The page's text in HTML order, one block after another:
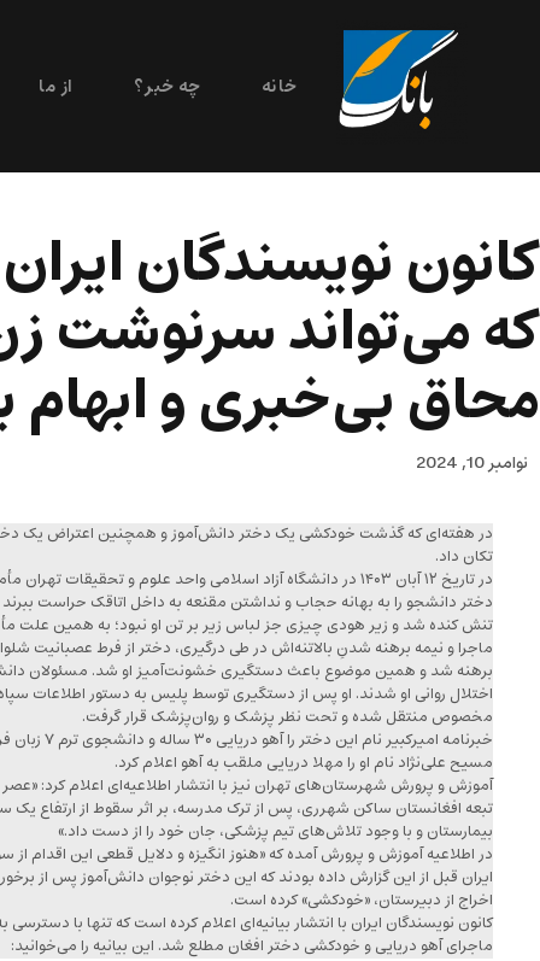
خانه چه خبر؟ از ما
کانون نویسندگان
که می‌تواند سرنوشت
محاق بی‌خبری و
نوامبر 10, 2024
در هفته‌ای که گذشت خودکشی یک دختر دانش‌آموز و همچنین اعتراض یک
تکان داد.
در تاریخ ۱۲ آبان ۱۴۰۳ در دانشگاه آزاد اسلامی واحد علوم و
دختر دانشجو را به بهانه حجاب و نداشتن مقنعه به داخل اتاقک حراست
تنش کنده شد و زیر هودی چیزی جز لباس زیر بر تن او نبود؛ به همین علت
ماجرا و نیمه برهنه شدنِ بالاتنه‌اش در طی درگیری، دختر از فرط عصبانیت
برهنه شد و همین موضوع باعث دستگیری خشونت‌آمیز او شد. مسئولان
اختلال روانی او شدند. او پس از دستگیری توسط پلیس به دستور اطلاعات
مخصوص منتقل شده و تحت نظر پزشک و روان‌پزشک قرار گرفت.
خبرنامه
مسیح علی‌نژاد نام او را مهلا دریایی ملقب به آهو اعلام کرد.
تبعه افغانستان ساکن شهرری، پس از ترک مدرسه، بر اثر سقوط از ارتفاع
بیمارستان و با وجود تلاش‌های تیم پزشکی، جان خود را از دست داد.»
در اطلاعیه آموزش و پرورش آمده که «هنوز انگیزه و دلایل قطعی این اقدام
ایران قبل از این گزارش داده بودند که این دختر نوجوان دانش‌آموز پس از
اخراج از دبیرستان، «خودکشی» کرده است.
کانون نویسندگان ایران با انتشار بیانیه‌ای اعلام کرده است که تنها با
ماجرای آهو دریایی و خودکشی دختر افغان مطلع شد. این بیانیه را می‌خوانید: